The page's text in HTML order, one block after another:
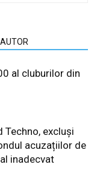
al cluburilor din
Techno, excluși
acuzațiilor de
inadecvat